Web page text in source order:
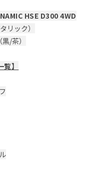
HSE D300 4WD
リック）
/茶）
】